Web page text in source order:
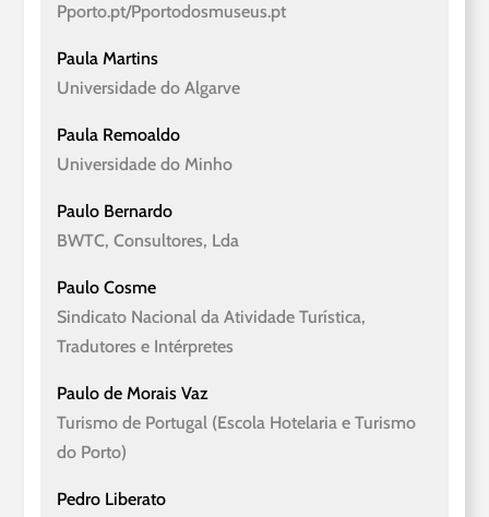
Pporto.pt/Pportodosmuseus.pt
Paula Martins
Universidade do Algarve
Paula Remoaldo
Universidade do Minho
Paulo Bernardo
BWTC, Consultores, Lda
Paulo Cosme
Sindicato Nacional da Atividade Turística,
Tradutores e Intérpretes
Paulo de Morais Vaz
Turismo de Portugal (Escola Hotelaria e Turismo
do Porto)
Pedro Liberato